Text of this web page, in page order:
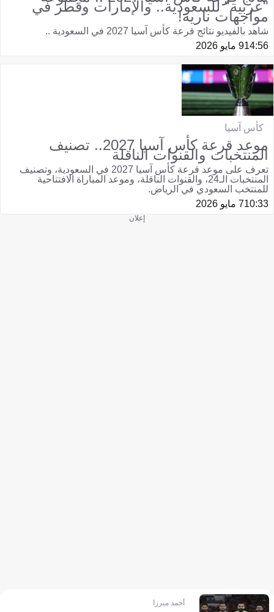
"عربية" للسعودية.. والإمارات وقطر في
مواجهات نارية!
شاهد بالفيديو نتائج قرعة كأس آسيا 2027 في السعودية ..
14:569 مايو 2026
كأس آسيا
موعد قرعة كأس آسيا 2027.. تصنيف
المنتخبات والقنوات الناقلة
تعرف على موعد قرعة كأس آسيا 2027 في السعودية، وتصنيف
المنتخبات الـ24، والقنوات الناقلة، وموعد المباراة الافتتاحية
للمنتخب السعودي في الرياض.
10:337 مايو 2026
إعلان
أحمد ميرزا